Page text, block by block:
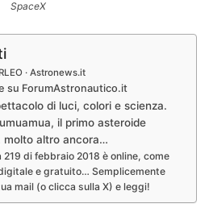
SpaceX
· Astronews.it
su ForumAstronautico.it
di luci, colori e scienza.
il primo asteroide
molto altro ancora…
di febbraio 2018 è online, come
e gratuito… Semplicemente
mail (o clicca sulla X) e leggi!